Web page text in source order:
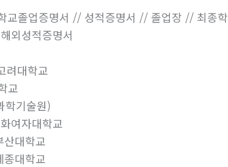
졸업증명서 // 성적증명서 // 졸업장 // 최종
외성적증명서
려대학교
교
학기술원)
여자대학교
대학교
대학교